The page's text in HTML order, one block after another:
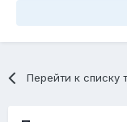
Перейти к списку